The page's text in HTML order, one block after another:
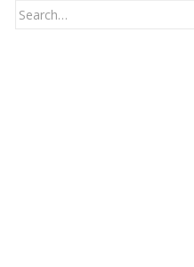
Search for: